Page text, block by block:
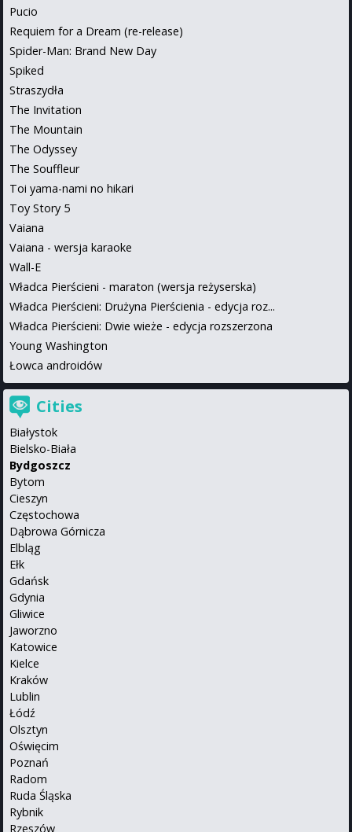
Pucio
Requiem for a Dream (re-release)
Spider-Man: Brand New Day
Spiked
Straszydła
The Invitation
The Mountain
The Odyssey
The Souffleur
Toi yama-nami no hikari
Toy Story 5
Vaiana
Vaiana - wersja karaoke
Wall-E
Władca Pierścieni - maraton (wersja reżyserska)
Władca Pierścieni: Drużyna Pierścienia - edycja roz...
Władca Pierścieni: Dwie wieże - edycja rozszerzona
Young Washington
Łowca androidów
Cities
Białystok
Bielsko-Biała
Bydgoszcz
Bytom
Cieszyn
Częstochowa
Dąbrowa Górnicza
Elbląg
Ełk
Gdańsk
Gdynia
Gliwice
Jaworzno
Katowice
Kielce
Kraków
Lublin
Łódź
Olsztyn
Oświęcim
Poznań
Radom
Ruda Śląska
Rybnik
Rzeszów